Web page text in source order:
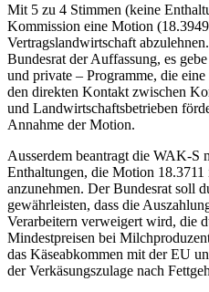
Mit 5 zu 4 Stimmen (keine
Kommission eine Motion
Vertragslandwirtschaft
Bundesrat der Auffassung, es
und private – Programme, die
den direkten Kontakt zwischen
und Landwirtschaftsbetrieben
Annahme der Motion.
Ausserdem beantragt die WAK-S
Enthaltungen, die Motion 18.3711
anzunehmen. Der Bundesrat soll
gewährleisten, dass die
Verarbeitern verweigert wird, die
Mindestpreisen bei
das Käseabkommen mit der EU
der Verkäsungszulage nach